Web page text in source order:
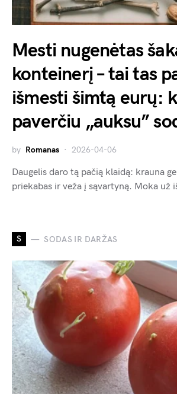
Mesti nugenėtas
konteinerį – tai tas
išmesti šimtą eurų:
paverčiu „auksu”
by Romanas 2026-04-06
Daugelis daro tą pačią klaidą: krauna
priekabas ir veža į sąvartyną. Moka už
S SODAS IR DARŽAS